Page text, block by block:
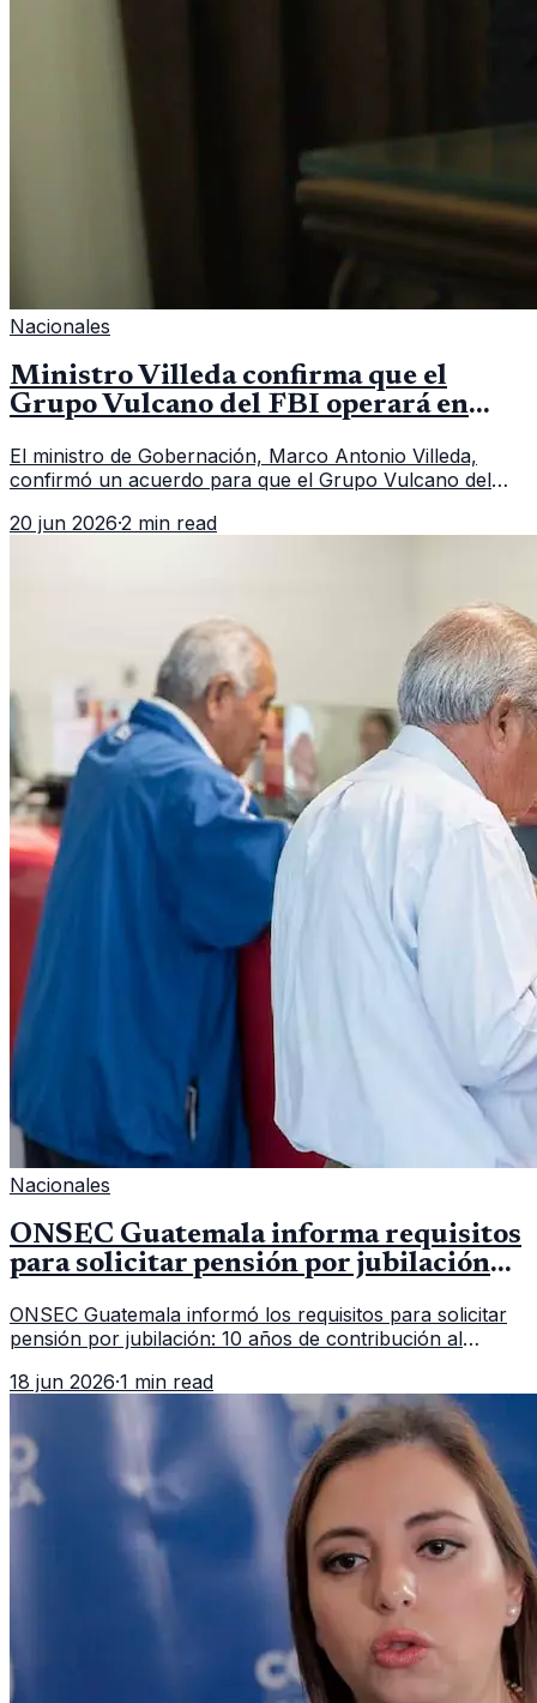
Nacionales
Ministro Villeda confirma que el
Grupo Vulcano del FBI operará en
El ministro de Gobernación, Marco Antonio Villeda,
confirmó un acuerdo para que el Grupo Vulcano del
fallido con la administración anterior del Ministerio
20 jun 2026·2 min read
Nacionales
ONSEC Guatemala informa requisitos
para solicitar pensión por jubilación
ONSEC Guatemala informó los requisitos para solicitar
pensión por jubilación: 10 años de contribución al
importar edad.
18 jun 2026·1 min read